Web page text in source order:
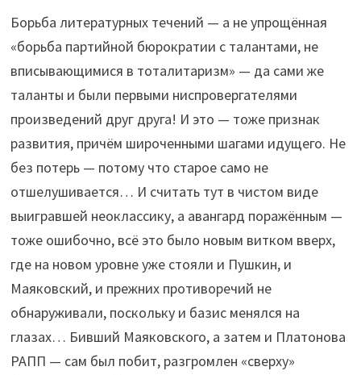
Борьба литературных течений — а не упрощённая
«борьба партийной бюрократии с талантами, не
вписывающимися в тоталитаризм» — да сами же
таланты и были первыми ниспровергателями
произведений друг друга! И это — тоже признак
развития, причём широченными шагами идущего. Не
без потерь — потому что старое само не
отшелушивается… И считать тут в чистом виде
выигравшей неоклассику, а авангард поражённым —
тоже ошибочно, всё это было новым витком вверх,
где на новом уровне уже стояли и Пушкин, и
Маяковский, и прежних противоречий не
обнаруживали, поскольку и базис менялся на
глазах… Бивший Маяковского, а затем и Платонова
РАПП — сам был побит, разгромлен «сверху»